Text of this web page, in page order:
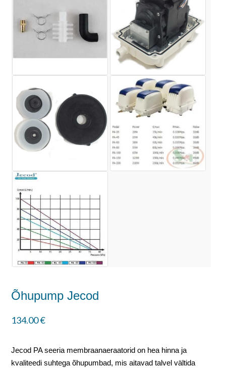
Õhupump Jecod
134.00€
Jecod PA seeria membraanaeraatorid on hea hinna ja
kvaliteedi suhtega õhupumbad, mis aitavad talvel vältida